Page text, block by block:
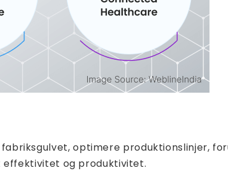
optimere produktionslinjer,
effektivitet og produktivitet.